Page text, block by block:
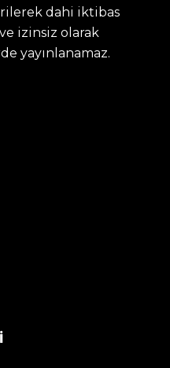
dahi iktibas
izinsiz olarak
yayınlanamaz.